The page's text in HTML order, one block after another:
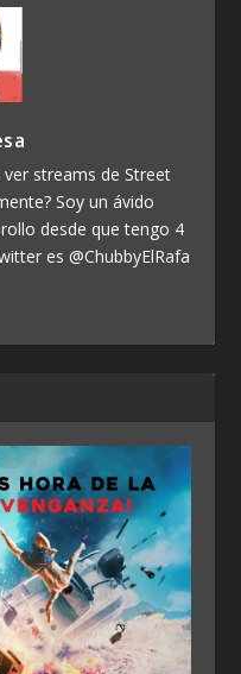
ver streams de Street
Soy un ávido
desde que tengo 4
es @ChubbyElRafa